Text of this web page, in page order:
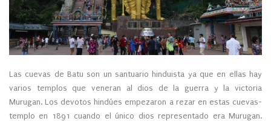
Las cuevas de Batu son un santuario hinduista ya que en ellas hay
varios templos que veneran al dios de la guerra y la victoria
Murugan. Los devotos hindúes empezaron a rezar en estas cuevas-
templo en 1891 cuando el único dios representado era Murugan.